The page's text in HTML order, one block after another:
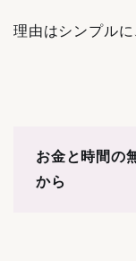
理由はシンプルに
お金と時間の
から